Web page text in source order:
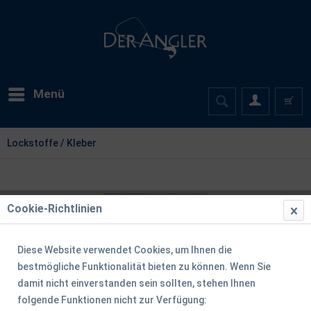
Menü
Lockstoffe / Kleber
Cookie-Richtlinien
Diese Website verwendet Cookies, um Ihnen die
bestmögliche Funktionalität bieten zu können. Wenn Sie
damit nicht einverstanden sein sollten, stehen Ihnen
folgende Funktionen nicht zur Verfügung: